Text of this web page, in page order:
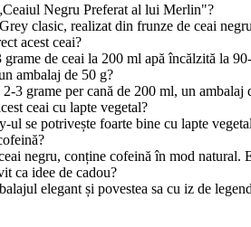
Negru Preferat al lui Merlin"?
clasic, realizat din frunze de ceai
acest ceai?
grame de ceai la 200 ml apă încălzită la
ambalaj de 50 g?
3 grame per cană de 200 ml, un
ceai cu lapte vegetal?
ul se potrivește foarte bine cu lapte
negru, conține cofeină în mod natural.
ca idee de cadou?
elegant și povestea sa cu iz de